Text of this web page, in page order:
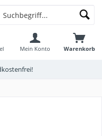
Warenkorb
Mein Konto